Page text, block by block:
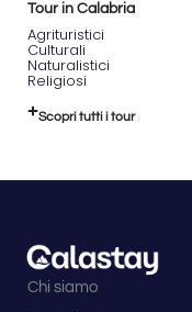
Tour in Calabria
Agrituristici
Culturali
Naturalistici
Religiosi
Scopri tutti i tour
Chi siamo